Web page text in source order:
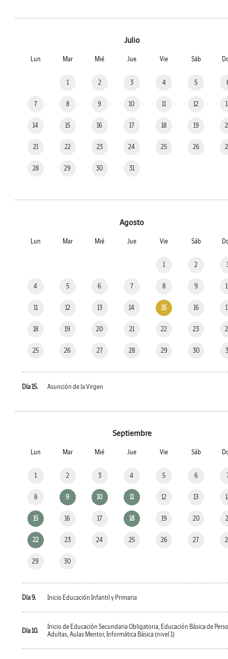
Julio
Lun Mar Mié Jue Vie Sáb
1 2 3 4 5
7 8 9 10 11 12
14 15 16 17 18 19
21 22 23 24 25 26
28 29 30 31
Agosto
Lun Mar Mié Jue Vie Sáb
1 2
4 5 6 7 8 9
11 12 13 14 15 16
18 19 20 21 22 23
25 26 27 28 29 30
Día 15. Asunción de la Virgen
Septiembre
Lun Mar Mié Jue Vie Sáb
1 2 3 4 5 6
8 9 10 11 12 13
15 16 17 18 19 20
22 23 24 25 26 27
29 30
Día 9. Inicio Educación Infantil y Primaria
Día 10.
Inicio de Educación Secundaria Obligatoria, Educación Básica de
Adultas, Aulas Mentor, Informática Básica (nivel 1)